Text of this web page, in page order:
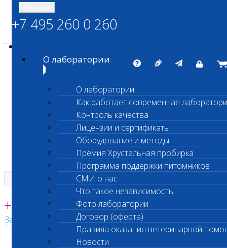
ШАНС БИО
Независимая ветеринарная лаборатория
Единая круглосуточная справочная
+7 495 260 0 260
Заказать звонок с сайта
+7 495 260 0 260
О лаборатории
О лаборатории
Как работает современная
Контроль качества
Лицензии и сертификаты
Оборудование и методы
Премия Хрустальная пробирка
Программа поддержки питомников
СМИ о нас
Что такое независимость
Фото лаборатории
Договор (оферта)
Правила оказания ветеринарной
Новости
Главная страница